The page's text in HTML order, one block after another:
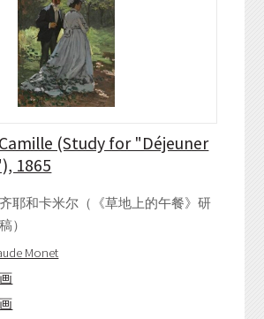
(Study for "Déjeuner
1865
耶和卡米尔（《草地上的午餐》研
）
Monet